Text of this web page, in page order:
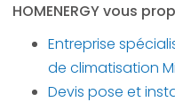
HOMENERGY vous
Entreprise
de climatisation
Devis pose et